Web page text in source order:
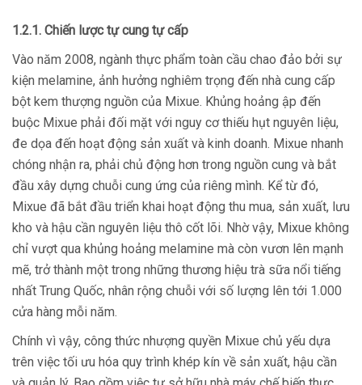
1.2.1. Chiến lược tự cung tự cấp
Vào năm 2008, ngành thực phẩm toàn cầu chao đảo bởi sự
kiện melamine, ảnh hưởng nghiêm trọng đến nhà cung cấp
bột kem thượng nguồn của Mixue. Khủng hoảng ập đến
buộc Mixue phải đối mặt với nguy cơ thiếu hụt nguyên liệu,
đe dọa đến hoạt động sản xuất và kinh doanh. Mixue nhanh
chóng nhận ra, phải chủ động hơn trong nguồn cung và bắt
đầu xây dựng chuỗi cung ứng của riêng mình. Kể từ đó,
Mixue đã bắt đầu triển khai hoạt động thu mua, sản xuất, lưu
kho và hậu cần nguyên liệu thô cốt lõi. Nhờ vậy, Mixue không
chỉ vượt qua khủng hoảng melamine mà còn vươn lên mạnh
mẽ, trở thành một trong những thương hiệu trà sữa nổi tiếng
nhất Trung Quốc, nhân rộng chuỗi với số lượng lên tới 1.000
cửa hàng mỗi năm.
Chính vì vậy, công thức nhượng quyền Mixue chủ yếu dựa
trên việc tối ưu hóa quy trình khép kín về sản xuất, hậu cần